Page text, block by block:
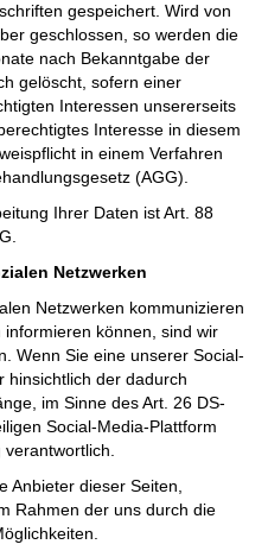
gespeichert. Wird von
geschlossen, so werden die
nach Bekanntgabe der
gelöscht, sofern einer
Interessen unsererseits
Interesse in diesem
in einem Verfahren
(AGG).
Ihrer Daten ist Art. 88
Netzwerken
Netzwerken kommunizieren
können, sind wir
Wenn Sie eine unserer Social-
hinsichtlich der dadurch
im Sinne des Art. 26 DS-
Social-Media-Plattform
Anbieter dieser Seiten,
Rahmen der uns durch die